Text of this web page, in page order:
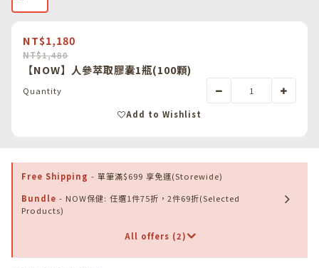
NT$1,180
NT$1,480
【NOW】人參萃取膠囊1瓶(100顆)
Quantity
Add to Wishlist
Free Shipping - 單筆滿$699 享免運(Storewide)
Bundle - NOW保健: 任選1件75折，2件69折(Selected
Products)
All offers (2)